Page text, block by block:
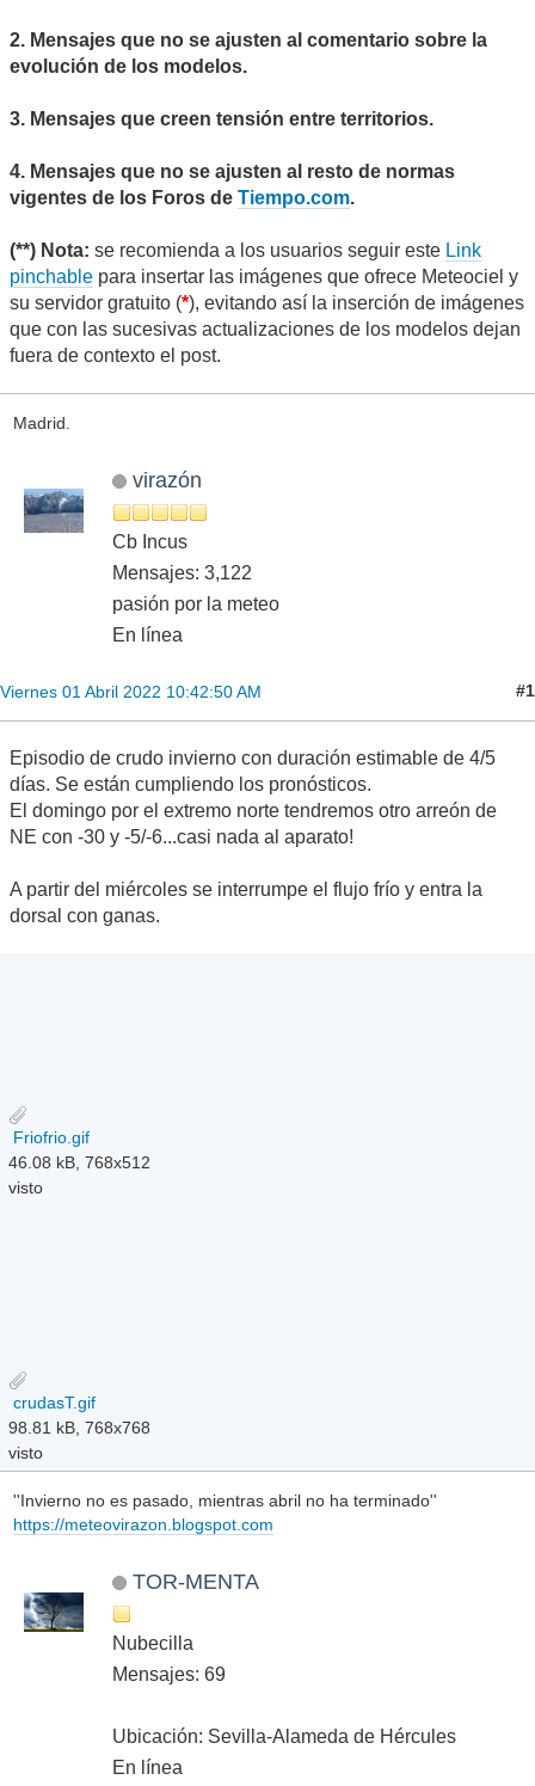
2. Mensajes que no se ajusten al comentario sobre la
evolución de los modelos.
3. Mensajes que creen tensión entre territorios.
4. Mensajes que no se ajusten al resto de normas
vigentes de los Foros de Tiempo.com.
(**) Nota: se recomienda a los usuarios seguir este Link
pinchable para insertar las imágenes que ofrece Meteociel y
su servidor gratuito (*), evitando así la inserción de imágenes
que con las sucesivas actualizaciones de los modelos dejan
fuera de contexto el post.
Madrid.
virazón
Cb Incus
Mensajes: 3,122
pasión por la meteo
En línea
Viernes 01 Abril 2022 10:42:50 AM #1
Episodio de crudo invierno con duración estimable de 4/5
días. Se están cumpliendo los pronósticos.
El domingo por el extremo norte tendremos otro arreón de
NE con -30 y -5/-6...casi nada al aparato!
A partir del miércoles se interrumpe el flujo frío y entra la
dorsal con ganas.
Friofrio.gif
46.08 kB, 768x512
visto
crudasT.gif
98.81 kB, 768x768
visto
''Invierno no es pasado, mientras abril no ha terminado''
https://meteovirazon.blogspot.com
TOR-MENTA
Nubecilla
Mensajes: 69
Ubicación: Sevilla-Alameda de Hércules
En línea